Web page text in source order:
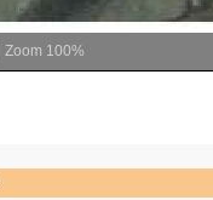
Zoom 100%